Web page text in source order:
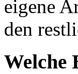
eigene
den
Welche